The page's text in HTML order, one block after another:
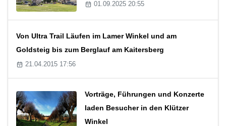
01.09.2025 20:55
Von Ultra Trail Läufen im Lamer Winkel und am
Goldsteig bis zum Berglauf am Kaitersberg
21.04.2015 17:56
Vorträge, Führungen und Konzerte
laden Besucher in den Klützer
Winkel